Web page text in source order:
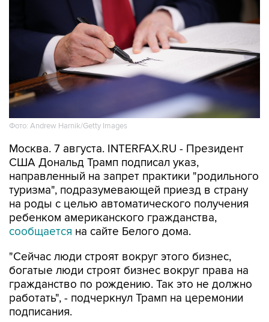
Фото: Andrew Harnik/Getty Images
Москва. 7 августа. INTERFAX.RU - Президент
США Дональд Трамп подписал указ,
направленный на запрет практики "родильного
туризма", подразумевающей приезд в страну
на роды с целью автоматического получения
ребенком американского гражданства,
сообщается на сайте Белого дома.
"Сейчас люди строят вокруг этого бизнес,
богатые люди строят бизнес вокруг права на
гражданство по рождению. Так это не должно
работать", - подчеркнул Трамп на церемонии
подписания.